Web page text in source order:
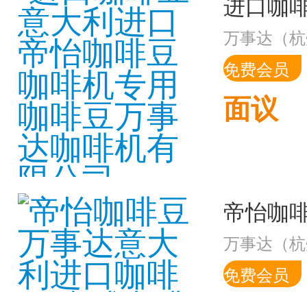
万事达（
免费会员
面议
万事达（
免费会员